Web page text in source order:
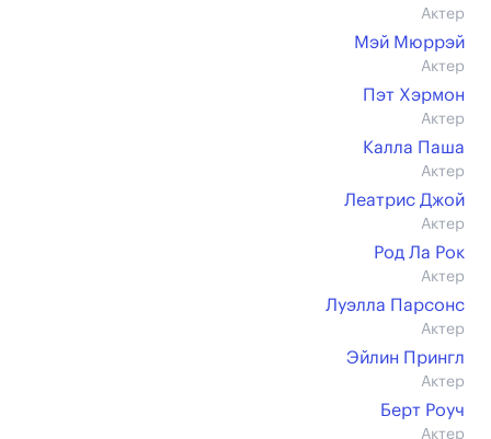
Актер
Мэй Мюррэй
Актер
Пэт Хэрмон
Актер
Калла Паша
Актер
Леатрис Джой
Актер
Род Ла Рок
Актер
Луэлла Парсонс
Актер
Эйлин Прингл
Актер
Берт Роуч
Актер